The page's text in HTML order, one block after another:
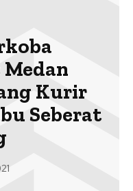
Kurir
Seberat